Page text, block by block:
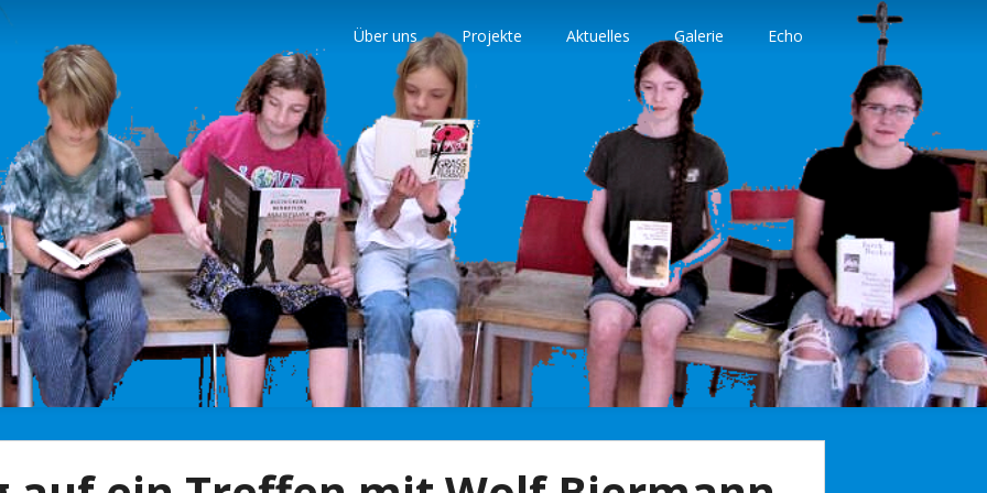
Über uns Projekte Aktuelles Galerie Echo